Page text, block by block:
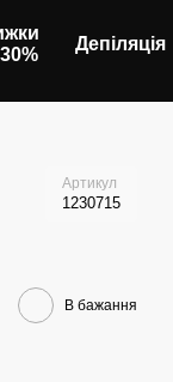
Депіляція
Артикул
1230715
В бажання